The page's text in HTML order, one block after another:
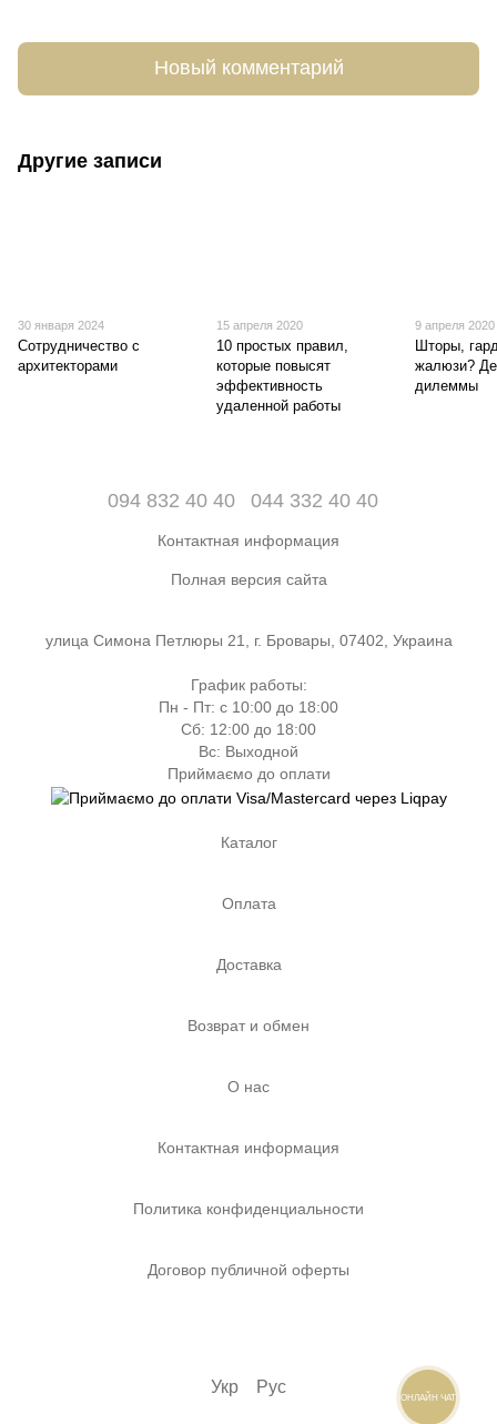
Новый комментарий
Другие записи
30 января 2024
Сотрудничество с
архитекторами
15 апреля 2020
10 простых правил,
которые повысят
эффективность
удаленной работы
9 апреля 2020
Шторы,
жалюзи?
дилеммы
094 832 40 40 044 332 40 40
Контактная информация
Полная версия сайта
улица Симона Петлюры 21, г. Бровары, 07402, Украина
График работы:
Пн - Пт: с 10:00 до 18:00
Сб: 12:00 до 18:00
Вс: Выходной
Приймаємо до оплати
Каталог
Оплата
Доставка
Возврат и обмен
О нас
Контактная информация
Политика конфиденциальности
Договор публичной оферты
Укр Рус
ОНЛАЙН ЧАТ